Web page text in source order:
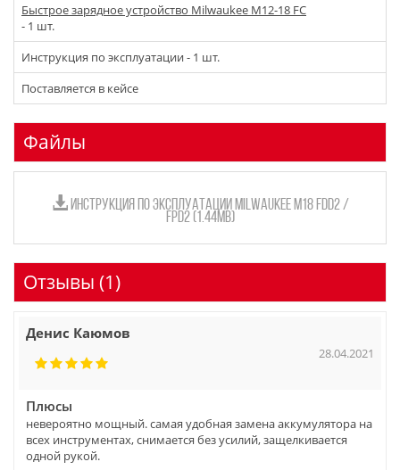
Быстрое зарядное устройство Milwaukee M12-18 FC
- 1 шт.
Инструкция по эксплуатации - 1 шт.
Поставляется в кейсе
Файлы
ИНСТРУКЦИЯ ПО ЭКСПЛУАТАЦИИ MILWAUKEE M18 FDD2 /
FPD2 (1.44MB)
Отзывы (1)
Денис Каюмов
28.04.2021
Плюсы
невероятно мощный. самая удобная замена аккумулятора на
всех инструментах, снимается без усилий, защелкивается
одной рукой.